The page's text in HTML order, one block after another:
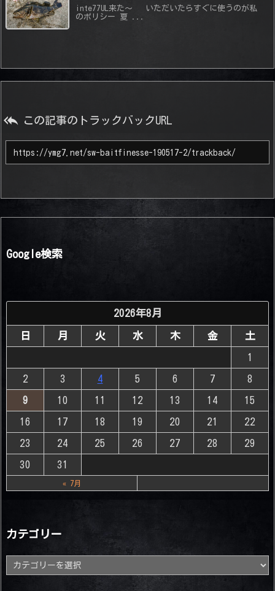
inte77UL来た～ いただいたらすぐに使うのが私
のポリシー 夏 ...
 この記事のトラックバックURL
Google検索
2026年8月
日 月 火 水 木 金 土
1
2 3 4 5 6 7 8
9 10 11 12 13 14 15
16 17 18 19 20 21 22
23 24 25 26 27 28 29
30 31
« 7月
カテゴリー
テ
ゴ